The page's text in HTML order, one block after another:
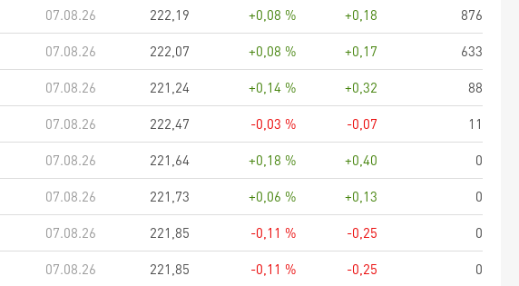
07.08.26 222,19 +0,08 % +0,18
876
07.08.26 222,07 +0,08 % +0,17
633
07.08.26 221,24 +0,14 % +0,32
88
07.08.26 222,47 -0,03 % -0,07
11
07.08.26 221,64 +0,18 % +0,40
0
07.08.26 221,73 +0,06 % +0,13
0
07.08.26 221,85 -0,11 % -0,25
0
07.08.26 221,85 -0,11 % -0,25
0